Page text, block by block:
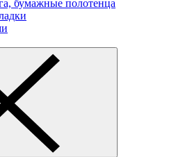
бумажные полотенца